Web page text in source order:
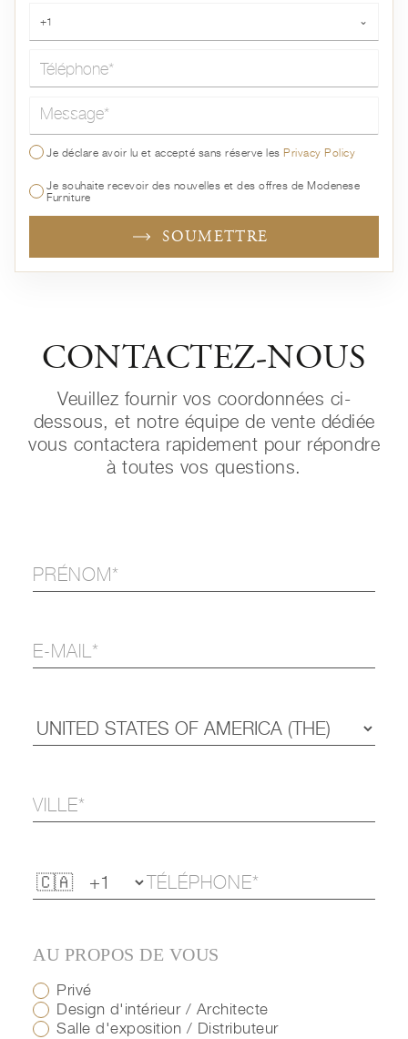
+1 ⌄
Message*
Je déclare avoir lu et accepté sans réserve lesPrivacy Policy
Je souhaite recevoir des nouvelles et des offres de Modenese
Furniture
SOUMETTRE
CONTACTEZ-NOUS
Veuillez fournir vos coordonnées ci-
dessous, et notre équipe de vente dédiée
vous contactera rapidement pour répondre
à toutes vos questions.
AU PROPOS DE VOUS
Privé
Design d'intérieur / Architecte
Salle d'exposition / Distributeur